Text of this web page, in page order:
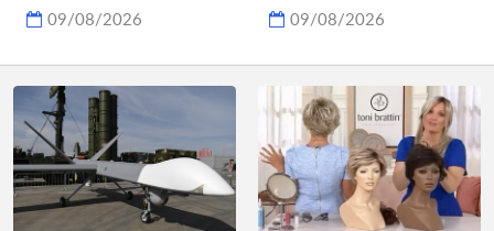
09/08/2026 09/08/2026